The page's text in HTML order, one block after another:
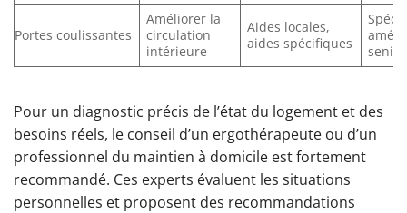
Portes coulissantes
Améliorer la
circulation
intérieure
Aides locales,
aides spécifiques
senior
Pour un diagnostic précis de l’état du logement et des
besoins réels, le conseil d’un ergothérapeute ou d’un
professionnel du maintien à domicile est fortement
recommandé. Ces experts évaluent les situations
personnelles et proposent des recommandations